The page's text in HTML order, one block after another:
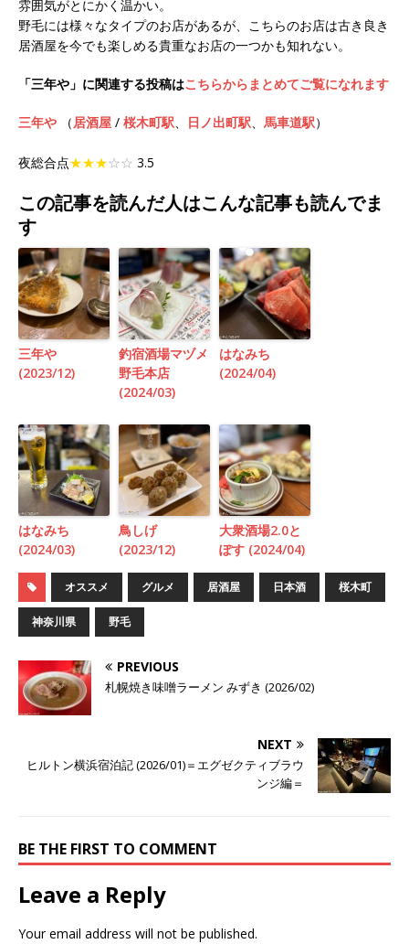
雰囲気がとにかく温かい。
野毛には様々なタイプのお店があるが、こちらのお店は古き良き
居酒屋を今でも楽しめる貴重なお店の一つかも知れない。
「三年や」に関連する投稿はこちらからまとめてご覧になれます
三年や （居酒屋 / 桜木町駅、 日ノ出町駅、 馬車道駅）
夜総合点★★★☆☆ 3.5
この記事を読んだ人はこんな記事も読んでま
す
三年や
(2023/12)
釣宿酒場マヅメ
野毛本店
(2024/03)
はなみち
(2024/04)
はなみち
(2024/03)
鳥しげ
(2023/12)
大衆酒場2.0と
ぽす (2024/04)
オススメ グルメ 居酒屋 日本酒 桜木町
神奈川県 野毛
PREVIOUS
札幌焼き味噌ラーメン みずき (2026/02)
NEXT
ヒルトン横浜宿泊記 (2026/01)＝エグゼクティブラウ
ンジ編＝
BE THE FIRST TO COMMENT
Leave a Reply
Your email address will not be published.